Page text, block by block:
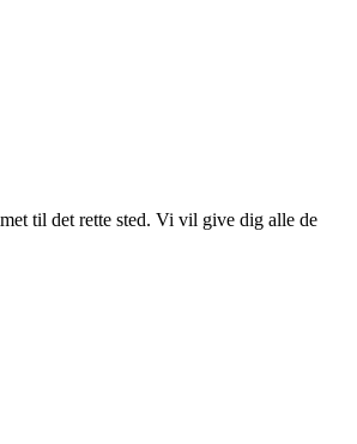
til det rette sted. Vi vil give dig alle de